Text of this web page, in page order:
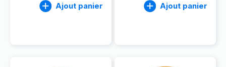
Ajout panier Ajout panier